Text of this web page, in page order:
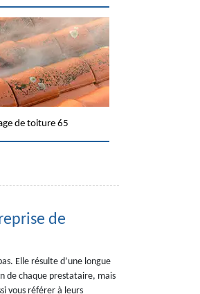
de toiture 65
de
Elle résulte d’une longue
de chaque prestataire, mais
vous référer à leurs